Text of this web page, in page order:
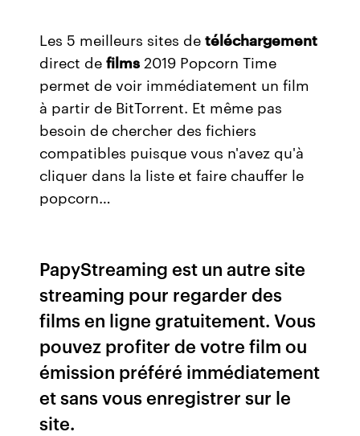
Les 5 meilleurs sites detéléchargement
direct defilms 2019 Popcorn Time
permet de voir immédiatement un film
à partir de BitTorrent. Et même pas
besoin de chercher des fichiers
compatibles puisque vous n'avez qu'à
cliquer dans la liste et faire chauffer le
popcorn…
PapyStreaming est un autre site
streaming pour regarder des
films en ligne gratuitement. Vous
pouvez profiter de votre film ou
émission préféré immédiatement
et sans vous enregistrer sur le
site.